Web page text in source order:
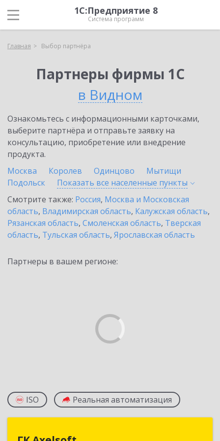
1С:Предприятие 8
Система программ
Главная Выбор партнёра
Партнеры фирмы 1С
в Видном
Ознакомьтесь с информационными карточками,
выберите партнёра и отправьте заявку на
консультацию, приобретение или внедрение
продукта.
Москва
Королев Одинцово
Мытищи
Подольск
Показать все населенные пункты
Смотрите также: Россия, Москва и Московская
область, Владимирская область, Калужская область,
Рязанская область, Смоленская область, Тверская
область, Тульская область, Ярославская область
Партнеры в вашем регионе:
ISO Реальная автоматизация